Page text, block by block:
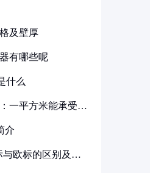
及壁厚
有哪些呢
什么
一平方米能承受多
介
与欧标的区别及其